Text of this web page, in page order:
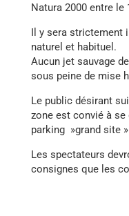
Natura 2000 entre
Il y sera strictement
naturel et habituel.
Aucun jet sauvage
sous peine de mise
Le public désirant
zone est convié à se
parking »grand site
Les spectateurs
consignes que les